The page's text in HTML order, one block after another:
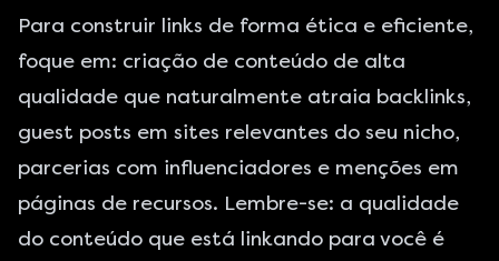
Para construir links de forma ética e eficiente,
foque em: criação de conteúdo de alta
qualidade que naturalmente atraia backlinks,
guest posts em sites relevantes do seu nicho,
parcerias com influenciadores e menções em
páginas de recursos. Lembre-se: a qualidade
do conteúdo que está linkando para você é